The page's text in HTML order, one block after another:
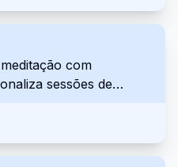
e interação com
online e superar
do navegador.
com
sessões de
ajuda os usuários a
o foco e estabelecer